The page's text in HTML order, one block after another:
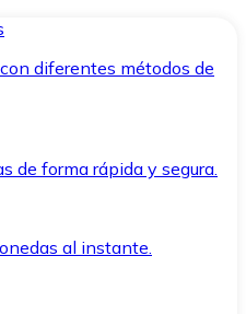
diferentes métodos de
de forma rápida y segura.
al instante.